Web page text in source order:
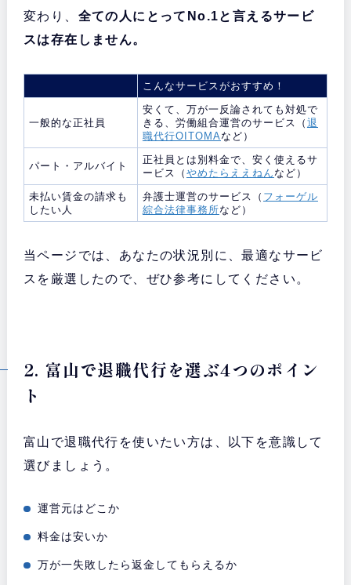
変わり、 全ての人にとってNo.1と言えるサービ
スは存在しません。
こんなサービスがおすすめ！
一般的な正社員
安くて、万が一反論されても対処で
きる、労働組合運営のサービス（ 退
職代行OITOMAなど）
パート・アルバイト
正社員とは別料金で、安く使えるサ
ービス（ やめたらええねんなど）
未払い賃金の請求も
したい人
弁護士運営のサービス（ フォーゲル
綜合法律事務所など）
当ページでは、あなたの状況別に、最適なサービ
スを厳選したので、ぜひ参考にしてください。
2. 富山で退職代行を選ぶ4つのポイン
ト
富山で退職代行を使いたい方は、以下を意識して
選びましょう。
運営元はどこか
料金は安いか
万が一失敗したら返金してもらえるか